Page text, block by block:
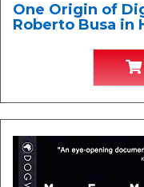
One Origin of
Roberto Busa in